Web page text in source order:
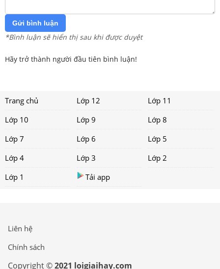
Gửi bình luận
*Bình luận sẽ hiển thị sau khi được duyệt
Hãy trở thành người đầu tiên bình luận!
Trang chủ Lớp 12
Lớp 11
Lớp 10
Lớp 9
Lớp 8
Lớp 7
Lớp 6
Lớp 5
Lớp 4
Lớp 3
Lớp 2
Lớp 1
Tải app
Liên hệ
Chính sách
Copyright ©2021 loigiaihay.com